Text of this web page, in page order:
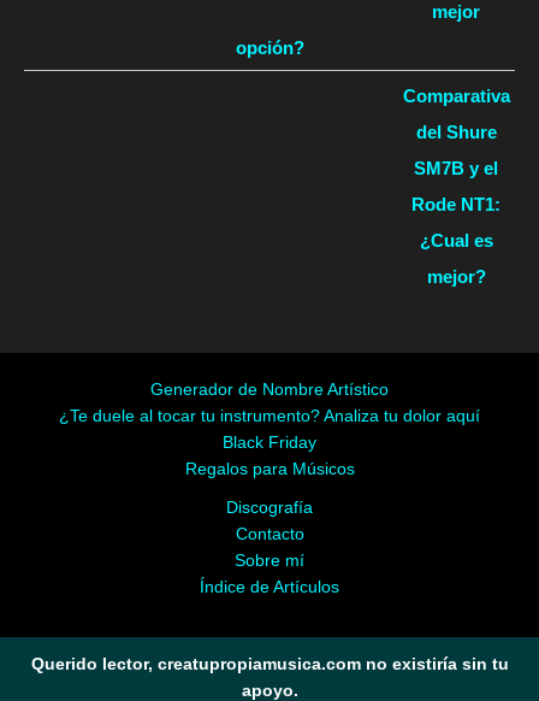
mejor
opción?
Comparativa
del Shure
SM7B y el
Rode NT1:
¿Cual es
mejor?
Generador de Nombre Artístico
¿Te duele al tocar tu instrumento? Analiza tu dolor aquí
Black Friday
Regalos para Músicos
Discografía
Contacto
Sobre mí
Índice de Artículos
Querido lector, creatupropiamusica.com no existiría sin tu
apoyo.